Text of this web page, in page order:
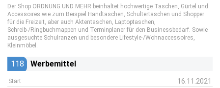
Der Shop ORDNUNG UND MEHR beinhaltet hochwertige Taschen, Gürtel und
Accessoires wie zum Beispiel Handtaschen, Schultertaschen und Shopper
für die Freizeit, aber auch Aktentaschen, Laptoptaschen,
Schreib-/Ringbuchmappen und Terminplaner für den Businessbedarf. Sowie
ausgesuchte Schulranzen und besondere Lifestyle-/Wohnaccessoires,
Kleinmöbel.
118 Werbemittel
Start 16.11.2021